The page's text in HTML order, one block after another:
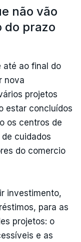
não vão
do prazo
até ao final do
nova
projetos
estar concluídos
os centros de
cuidados
do comercio
investimento,
para as
projetos: o
e as